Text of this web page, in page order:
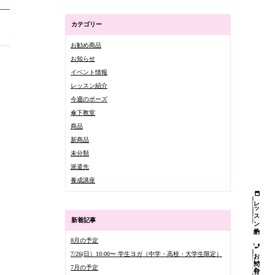
カテゴリー
お勧め商品
お知らせ
イベント情報
レッスン紹介
今週のポーズ
傘下教室
商品
新商品
未分類
派遣先
養成講座
新着記事
8月の予定
7/26(日）10:00〜 学生ヨガ（中学・高校・大学生限定）
7月の予定
レッスン予約
お問い合わせ